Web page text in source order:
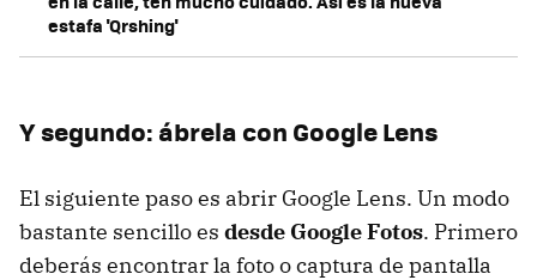
estafa 'Qrshing'
Y segundo: ábrela con Google Lens
El siguiente paso es abrir Google Lens. Un modo
bastante sencillo es desde Google Fotos. Primero
deberás encontrar la foto o captura de pantalla